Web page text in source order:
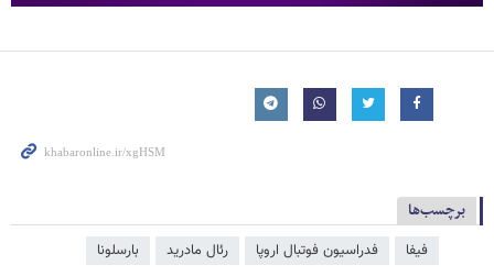
برچسب‌ها
فیفا فدراسیون فوتبال اروپا رئال مادرید بارسلونا